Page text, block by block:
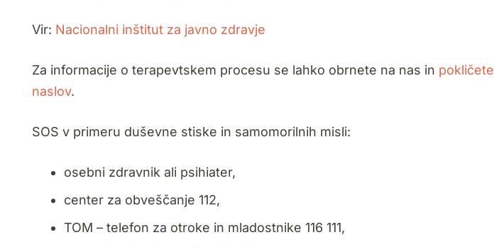
Vir: Nacionalni inštitut za javno zdravje
Za informacije o terapevtskem procesu se lahko obrnete na nas in pokličete
naslov.
SOS v primeru duševne stiske in samomorilnih misli:
osebni zdravnik ali psihiater,
center za obveščanje 112,
TOM – telefon za otroke in mladostnike 116 111,